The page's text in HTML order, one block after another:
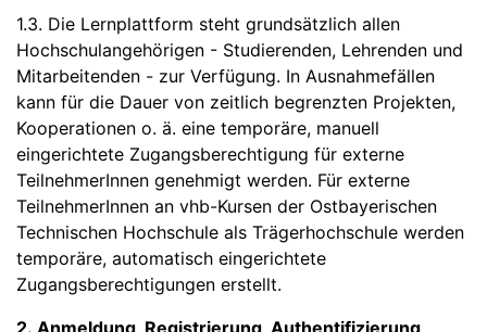
1.3. Die Lernplattform steht grundsätzlich allen
Hochschulangehörigen - Studierenden, Lehrenden und
Mitarbeitenden - zur Verfügung. In Ausnahmefällen
kann für die Dauer von zeitlich begrenzten Projekten,
Kooperationen o. ä. eine temporäre, manuell
eingerichtete Zugangsberechtigung für externe
TeilnehmerInnen genehmigt werden. Für externe
TeilnehmerInnen an vhb-Kursen der Ostbayerischen
Technischen Hochschule als Trägerhochschule werden
temporäre, automatisch eingerichtete
Zugangsberechtigungen erstellt.
2. Anmeldung, Registrierung, Authentifizierung